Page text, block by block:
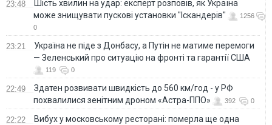
23:48
Шість хвилин на удар: експерт розповів, як Україна
може знищувати пускові установки "Іскандерів"
1256
0
23:21
Україна не піде з Донбасу, а Путін не матиме перемоги
— Зеленський про ситуацію на фронті та гарантії США
119 0
22:49
Здатен розвивати швидкість до 560 км/год - у РФ
похвалилися зенітним дроном «Астра-ППО»
392 0
22:22 Вибух у московському ресторані: померла ще одна